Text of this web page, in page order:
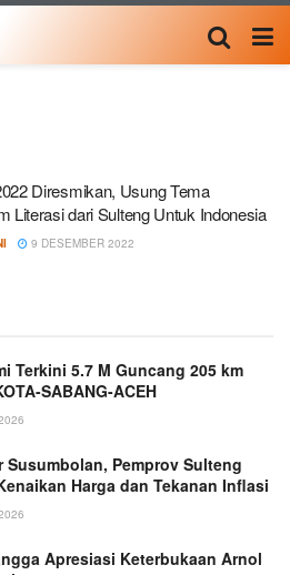
Diresmikan, Usung Tema
Literasi dari Sulteng Untuk Indonesia
9 DESEMBER 2022
Terkini 5.7 M Guncang 205 km
SABANG-ACEH
Susumbolan, Pemprov Sulteng
Harga dan Tekanan Inflasi
Apresiasi Keterbukaan Arnol